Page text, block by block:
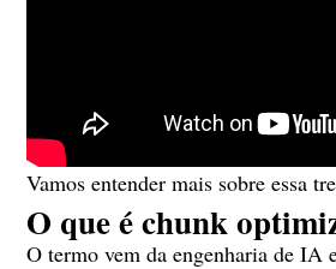
Vamos entender mais sobre essa
O que é chunk
O termo vem da engenharia de IA